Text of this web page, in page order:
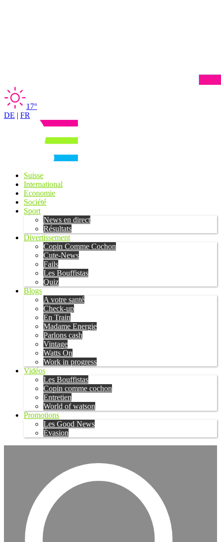
17°
DE | FR
Suisse
International
Economie
Société
Sport
News en direct
Résultats
Divertissement
Copin Comme Cochon
Cute-News
Fails
Les Bouffistas
Quiz
Blogs
A votre santé
Check-up
En Train
Madame Energie
Parlons cash
Vintage
Watts On
Work in progress
Vidéos
Les Bouffistas
Copin comme cochon
Entretien
World of watson
Promotions
Les Good News
Évasion